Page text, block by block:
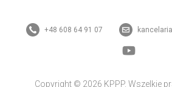
+48 608 64 91 07
Copyright © 2026 KPPP. Wszelkie